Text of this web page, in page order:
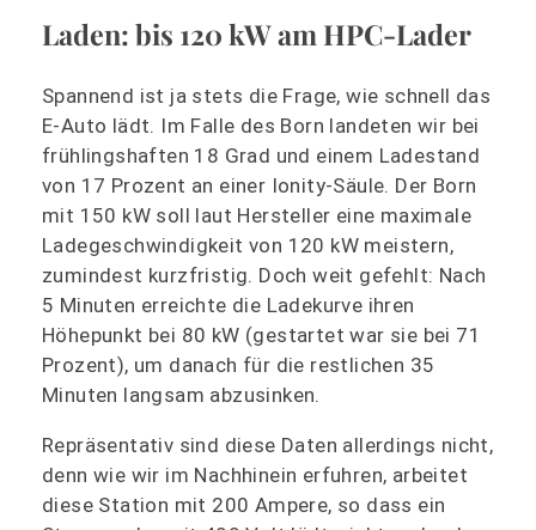
Laden: bis 120 kW am HPC-Lader
Spannend ist ja stets die Frage, wie schnell das
E-Auto lädt. Im Falle des Born landeten wir bei
frühlingshaften 18 Grad und einem Ladestand
von 17 Prozent an einer Ionity-Säule. Der Born
mit 150 kW soll laut Hersteller eine maximale
Ladegeschwindigkeit von 120 kW meistern,
zumindest kurzfristig. Doch weit gefehlt: Nach
5 Minuten erreichte die Ladekurve ihren
Höhepunkt bei 80 kW (gestartet war sie bei 71
Prozent), um danach für die restlichen 35
Minuten langsam abzusinken.
Repräsentativ sind diese Daten allerdings nicht,
denn wie wir im Nachhinein erfuhren, arbeitet
diese Station mit 200 Ampere, so dass ein